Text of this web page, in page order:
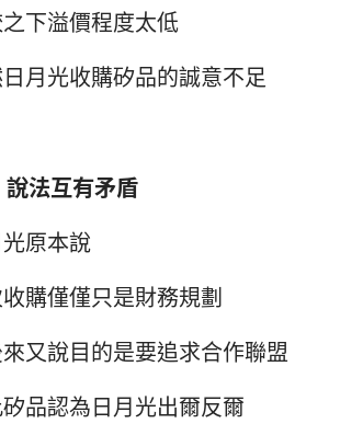
下溢價程度太低
月光收購矽品的誠意不足
法互有矛盾
原本說
購僅僅只是財務規劃
又說目的是要追求合作聯盟
品認為日月光出爾反爾